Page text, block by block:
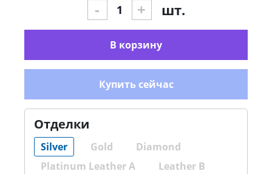
Отделки
Silver Gold
Diamond
Platinum Leather A
Leather B
- + шт.
В корзину
Купить сейчас